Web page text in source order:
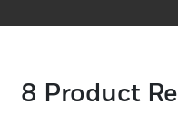
interrupteurs à
8 Product